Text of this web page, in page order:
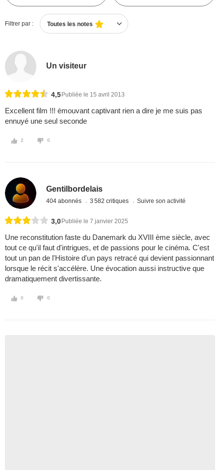
Filtrer par : Toutes les notes
Un visiteur
4,5 Publiée le 15 avril 2013
Excellent film !!! émouvant captivant rien a dire je me suis pas
ennuyé une seul seconde
2 0
Gentilbordelais
404 abonnés 3 582 critiques Suivre son activité
3,0 Publiée le 7 janvier 2025
Une reconstitution faste du Danemark du XVIII ème siècle, avec
tout ce qu'il faut d'intrigues, et de passions pour le cinéma. C'est
tout un pan de l'Histoire d'un pays retracé qui devient passionnant
lorsque le récit s'accélère. Une évocation aussi instructive que
dramatiquement divertissante.
0 0